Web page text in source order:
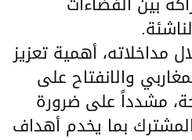
مداخلاته، أهمية تعزيز
والانفتاح على
مشدداً على ضرورة
بما يخدم أهداف